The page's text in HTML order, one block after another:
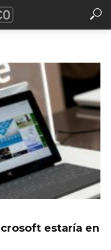
estaría en